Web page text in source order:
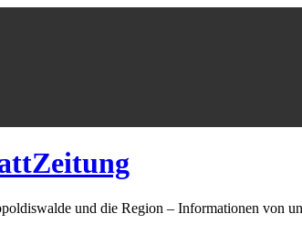
und die Region – Informationen von